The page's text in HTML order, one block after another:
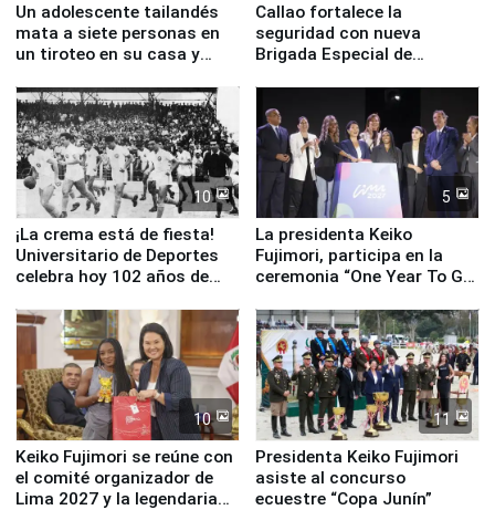
Un adolescente tailandés
mata a siete personas en
un tiroteo en su casa y
Callao fortalece la
seguridad con nueva
Brigada Especial de
equipamiento para
Serenazgo
10
¡La crema está de fiesta!
Universitario de Deportes
celebra hoy 102 años de
5
La presidenta Keiko
Fujimori, participa en la
ceremonia “One Year To Go
10
Keiko Fujimori se reúne con
el comité organizador de
Lima 2027 y la legendaria
11
Presidenta Keiko Fujimori
asiste al concurso
ecuestre “Copa Junín”